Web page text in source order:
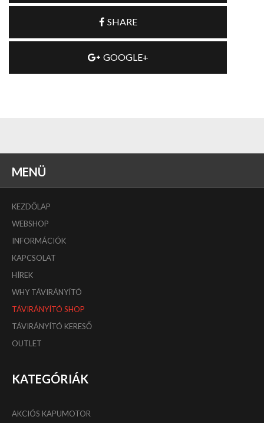
SHARE
GOOGLE+
MENÜ
KEZDŐLAP
WEBSHOP
INFORMÁCIÓK
KAPCSOLAT
HÍREK
WHY TÁVIRÁNYÍTÓ
TÁVIRÁNYÍTÓ SHOP
TÁVIRÁNYÍTÓ KERESŐ
OUTLET
KATEGÓRIÁK
AKCIÓS KAPUMOTOR